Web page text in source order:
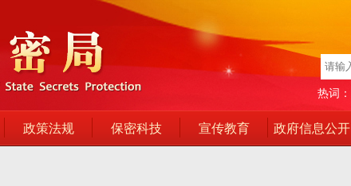
热词：
政策法规 保密科技 宣传教育 政府信息公开